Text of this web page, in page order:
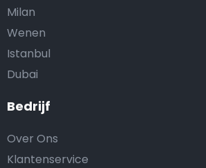
Bedrijf
Over Ons
Klantenservice
Milan
Wenen
Istanbul
Dubai